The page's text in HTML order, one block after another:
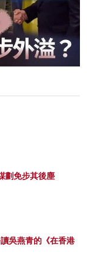
劃免步其後塵
吳燕青的《在香港